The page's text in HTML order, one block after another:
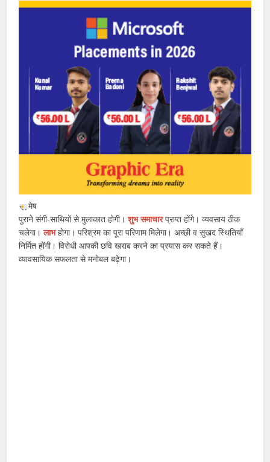
मेष
पुराने संगी-साथियों से मुलाकात होगी। शुभ समाचारप्राप्त होंगे। व्यवसाय ठीक
चलेगा।लाभहोगा। परिश्रम का पूरा परिणाम मिलेगा। अच्छी व सुखद स्थितियाँ
निर्मित होंगी। विरोधी आपकी छवि खराब करने का प्रयास कर सकते हैं।
व्यावसायिक सफलता से मनोबल बढ़ेगा।